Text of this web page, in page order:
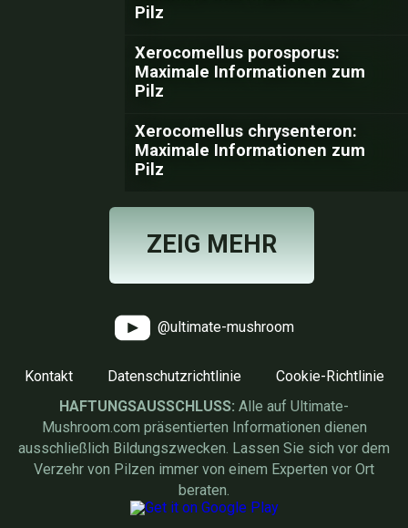
Pilz
Xerocomellus porosporus:
Maximale Informationen zum
Pilz
Xerocomellus chrysenteron:
Maximale Informationen zum
Pilz
ZEIG MEHR
@ultimate-mushroom
Kontakt Datenschutzrichtlinie
Cookie-Richtlinie
HAFTUNGSAUSSCHLUSS: Alle auf Ultimate-
Mushroom.com präsentierten Informationen dienen
ausschließlich Bildungszwecken. Lassen Sie sich vor dem
Verzehr von Pilzen immer von einem Experten vor Ort
beraten.